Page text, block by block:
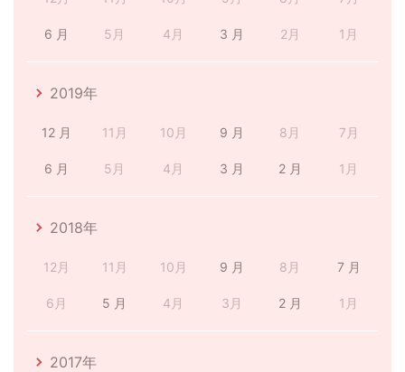
6 月 5月 4月 3 月 2月 1月
2019年
12 月 11月 10月 9 月 8月 7月
6 月 5月 4月 3 月 2 月 1月
2018年
12月 11月 10月 9 月 8月 7 月
6月 5 月 4月 3月 2 月 1月
2017年